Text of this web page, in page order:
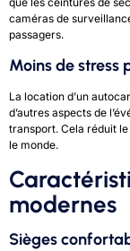
caméras de
passagers.
Moins de stress
La location d’un
d’autres aspects de
transport. Cela réduit
le monde.
modernes
Sièges